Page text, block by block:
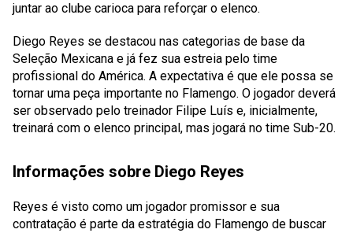
juntar ao clube carioca para reforçar o elenco.
Diego Reyes se destacou nas categorias de base da
Seleção Mexicana e já fez sua estreia pelo time
profissional do América. A expectativa é que ele possa se
tornar uma peça importante no Flamengo. O jogador deverá
ser observado pelo treinador Filipe Luís e, inicialmente,
treinará com o elenco principal, mas jogará no time Sub-20.
Informações sobre Diego Reyes
Reyes é visto como um jogador promissor e sua
contratação é parte da estratégia do Flamengo de buscar